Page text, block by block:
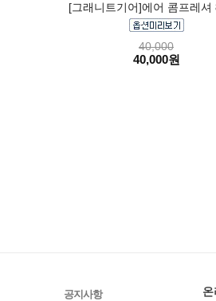
[그래니트기어]에어 콤프레셔
40,000
40,000원
공지사항